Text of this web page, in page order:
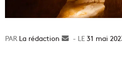
La rédaction
Envoyer31 mai